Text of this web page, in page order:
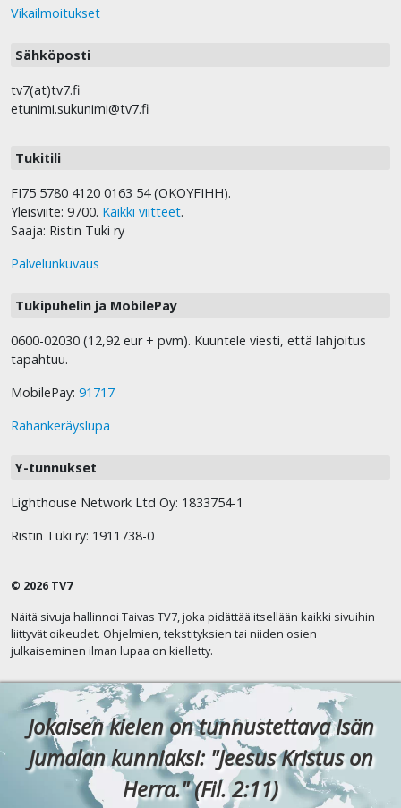
Vikailmoitukset
Sähköposti
tv7(at)tv7.fi
etunimi.sukunimi@tv7.fi
Tukitili
FI75 5780 4120 0163 54 (OKOYFIHH).
Yleisviite: 9700. Kaikki viitteet.
Saaja: Ristin Tuki ry
Palvelunkuvaus
Tukipuhelin ja MobilePay
0600-02030 (12,92 eur + pvm). Kuuntele viesti, että lahjoitus
tapahtuu.
MobilePay: 91717
Rahankeräyslupa
Y-tunnukset
Lighthouse Network Ltd Oy: 1833754-1
Ristin Tuki ry: 1911738-0
© 2026 TV7
Näitä sivuja hallinnoi Taivas TV7, joka pidättää itsellään kaikki sivuihin
liittyvät oikeudet. Ohjelmien, tekstityksien tai niiden osien
julkaiseminen ilman lupaa on kielletty.
Jokaisen kielen on tunnustettava Isän
Jumalan kunniaksi: "Jeesus Kristus on
Herra." (Fil. 2:11)